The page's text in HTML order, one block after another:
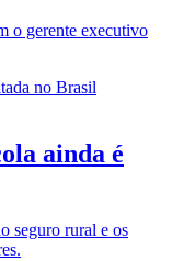
o gerente executivo
ainda é
seguro rural e os